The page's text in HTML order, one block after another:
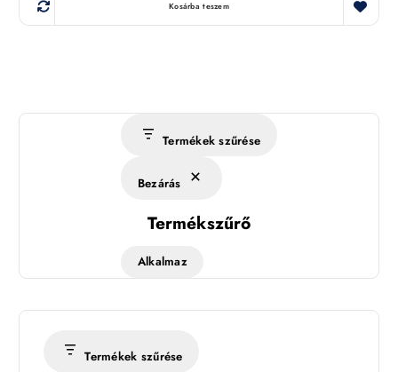
Kosárba teszem
Termékek szűrése
Bezárás
Termékszűrő
Alkalmaz
Termékek szűrése